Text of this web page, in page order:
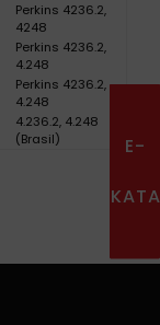
Perkins 4236.2,
4248
Perkins 4236.2,
4.248
Perkins 4236.2,
4.248
4.236.2, 4.248
(Brasil)
E-